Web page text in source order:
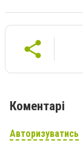
Коментарі
Авторизуватись